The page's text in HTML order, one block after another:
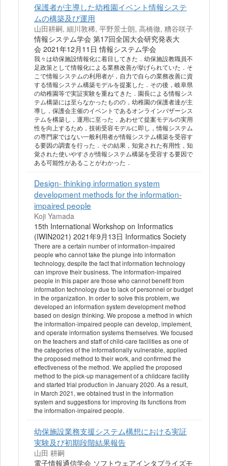
保護者が主導した幼稚園イベント情報システ
ムの構築及び運用
山田耕嗣, 細川敦稀, 平野景士朗, 高橋徹, 糟谷咲子
情報システム学会 第17回全国大会研究発表大
会 2021年12月11日 情報システム学会
我々は幼保施設情報化に着目してきた．幼保施設教職員不
足政策として情報化による業務改善が挙げられていた．そ
こで情報システムの利用者が，自力で自らの業務改善に資
する情報システム構築モデルを提案した．その後，岐阜県
の幼稚園等で実証実験を重ねてきた．園長による情報シス
テム構築には至らなかったものの，幼稚園の保護者達が主
導し，保護会主催のイベントであるオンラインバザーシス
テムを構築し，運用に至った．あわせて提案モデルの実用
性を向上するため，技術受容モデルに即し，情報システム
の専門家ではない一般利用者が情報システム構築を受容す
る要因の調査を行った．その結果，知覚された有用性，知
覚された使いやすさが情報システム構築を受容する要因で
ある可能性があることがわかった．
Design- thinking information system
development methods for the information-
impaired people
Koji Yamada
15th International Workshop on Informatics
(IWIN2021) 2021年9月13日 Informatics Society
There are a certain number of information-impaired
people who cannot take the plunge into information
technology, despite the fact that information technology
can improve their business. The information-impaired
people in this paper are those who cannot benefit from
information technology due to lack of personnel or budget
in the organization. In order to solve this problem, we
developed an information system development method
based on design thinking. We propose a method in which
the information-impaired people can develop, implement,
and operate information systems themselves. We focused
on the teachers and staff of child-care facilities as one of
the categories of the informationally vulnerable, applied
the proposed method to their work, and confirmed the
effectiveness of the method. We applied the proposed
method to the pick-up management of a childcare facility
and started trial production in January 2020. As a result,
in March 2021, we obtained trust in the information
system and suggestions for improving its functions from
the information-impaired people.
幼保施設業務支援システム構想における実証
実験及び初期段階結果報告
山田 耕嗣
電子情報通信学会 ソフトウェアインタプライズモ